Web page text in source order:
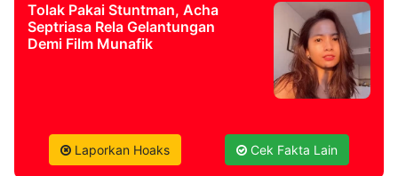
Tolak Pakai Stuntman, Acha
Septriasa Rela Gelantungan
Demi Film Munafik
Laporkan Hoaks Cek Fakta Lain